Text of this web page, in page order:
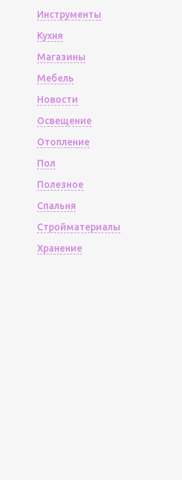
Инструменты
Кухня
Магазины
Мебель
Новости
Освещение
Отопление
Пол
Полезное
Спальня
Стройматериалы
Хранение